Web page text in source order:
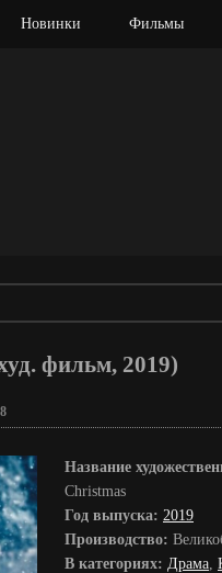
Новинки Фильмы
фильм, 2019)
Название
Christmas
Год выпуска: 2019
Производство:
В категориях: Драма,